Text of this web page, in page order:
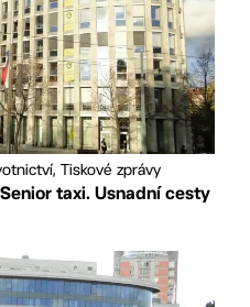
Tiskové zprávy
taxi. Usnadní cesty